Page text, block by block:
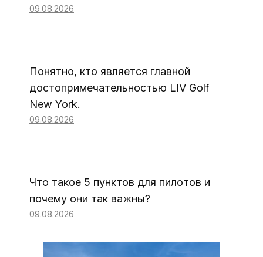
09.08.2026
Понятно, кто является главной
достопримечательностью LIV Golf
New York.
09.08.2026
Что такое 5 пунктов для пилотов и
почему они так важны?
09.08.2026